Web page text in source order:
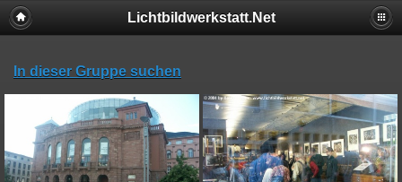
Lichtbildwerkstatt.Net
In dieser Gruppe suchen